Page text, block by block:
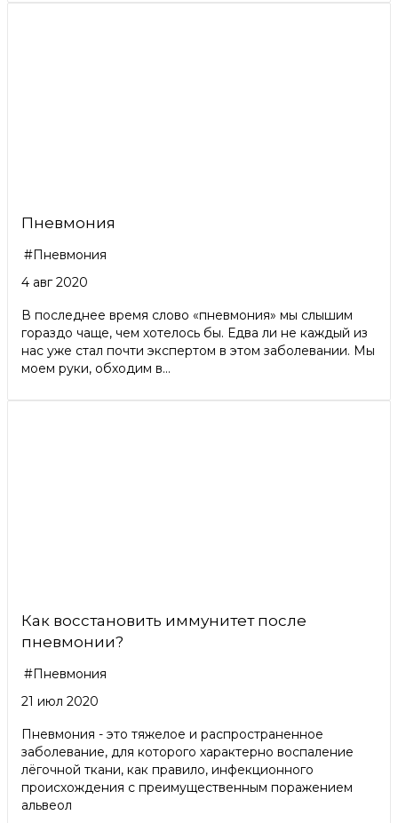
Пневмония
#Пневмония
4 авг 2020
В последнее время слово «пневмония» мы слышим
гораздо чаще, чем хотелось бы. Едва ли не каждый из
нас уже стал почти экспертом в этом заболевании. Мы
моем руки, обходим в...
Как восстановить иммунитет после
пневмонии?
#Пневмония
21 июл 2020
Пневмония - это тяжелое и распространенное
заболевание, для которого характерно воспаление
лёгочной ткани, как правило, инфекционного
происхождения с преимущественным поражением
альвеол